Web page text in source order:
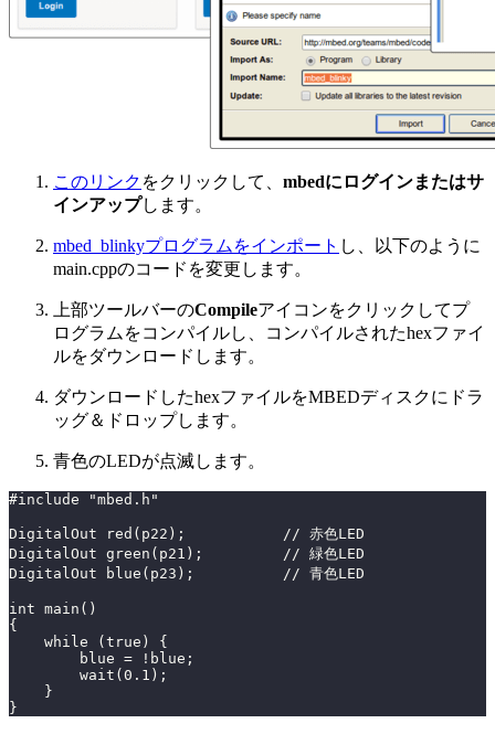
このリンク をクリックして、 mbedにログインまたはサ
インアップします。
mbed_blinkyプログラムをインポート し、以下のように
main.cppのコードを変更します。
上部ツールバーのCompileアイコンをクリックしてプ
ログラムをコンパイルし、コンパイルされたhexファイ
ルをダウンロードします。
ダウンロードしたhexファイルをMBEDディスクにドラ
ッグ＆ドロップします。
青色のLEDが点滅します。
#include "mbed.h"
DigitalOut red(p22);           // 赤色LED
DigitalOut green(p21);         // 緑色LED
DigitalOut blue(p23);          // 青色LED
int main()
{
    while (true) {
        blue = !blue;
        wait(0.1);
    }
}